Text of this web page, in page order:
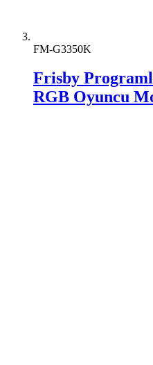
FM-G3350K
Frisby
RGB Oyuncu